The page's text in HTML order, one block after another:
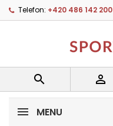
Telefon: +420 486 142 200
 
MENU